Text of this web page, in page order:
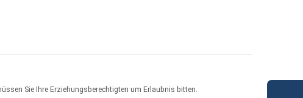
Sie Ihre Erziehungsberechtigten um Erlaubnis bitten.